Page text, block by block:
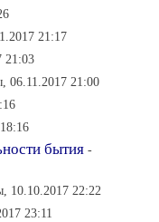
21:17
21:03
06.11.2017 21:00
бытия -
10.10.2017 22:22
23:11